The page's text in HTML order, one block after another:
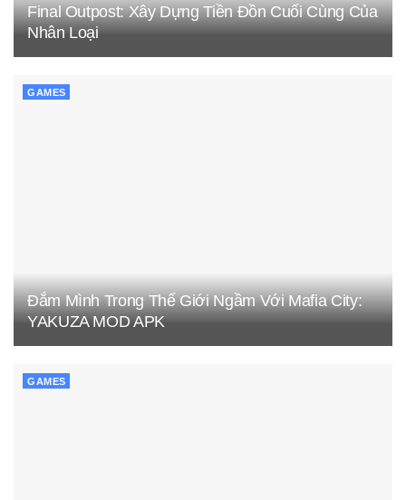
Final Outpost: Xây Dựng Tiền Đồn Cuối Cùng Của
Nhân Loại
GAMES
Đắm Mình Trong Thế Giới Ngầm Với Mafia City:
YAKUZA MOD APK
GAMES